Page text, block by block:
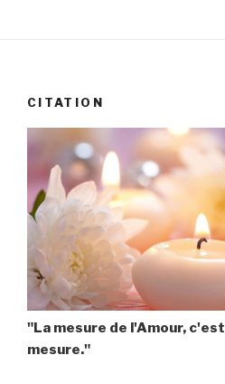
CITATION
"La mesure de l'Amour,
mesure."